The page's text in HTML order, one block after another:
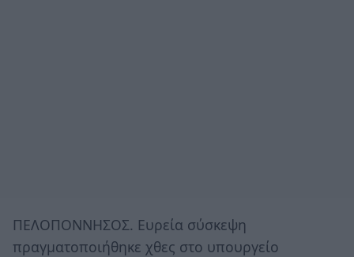
ΠΕΛΟΠΟΝΝΗΣΟΣ. Eυρεία σύσκεψη
πραγματοποιήθηκε χθες στο υπουργείο